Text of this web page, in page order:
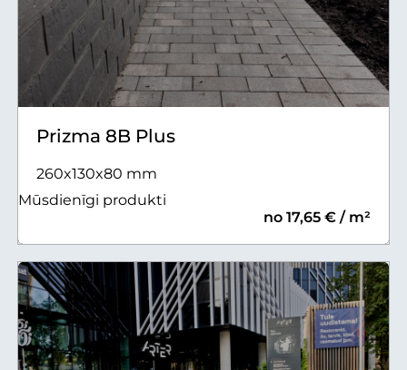
Prizma 8B Plus
260x130x80 mm
Mūsdienīgi produkti
no 17,65 € / m²